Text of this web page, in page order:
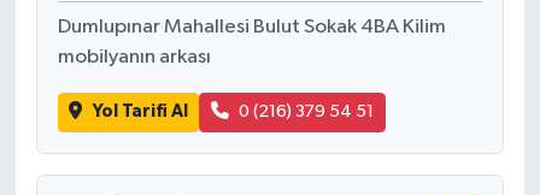
Dumlupınar Mahallesi Bulut Sokak 4BA Kilim
mobilyanın arkası
Yol Tarifi Al 0 (216) 379 54 51